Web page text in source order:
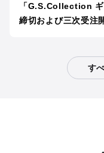
「G.S.Collection
締切および三次受注
す